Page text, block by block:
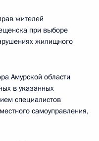
жителей
при выборе
жилищного
Амурской области
в указанных
специалистов
самоуправления,